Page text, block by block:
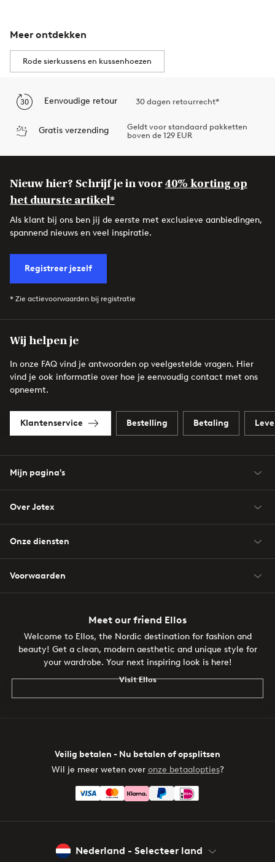
Meer ontdekken
Rode sierkussens en kussenhoezen
Eenvoudige retour 30 dagen retourrecht*
Gratis verzending
Geldt voor standaard pakketten
boven de 129 EUR
Nieuw hier? Schrijf je in voor40% korting op
het duurste artikel*
Als klant bij ons ben jij de eerste met exclusieve aanbiedingen,
spannend nieuws en veel inspiratie.
Registreer jezelf
* Zie actievoorwaarden bij registratie
Wij helpen je
In onze FAQ vind je antwoorden op veelgestelde vragen. Hier
vind je ook informatie over hoe je eenvoudig contact met ons
opneemt.
Klantenservice Bestelling Betaling
Mijn pagina's
Over Jotex
Onze diensten
Voorwaarden
Meet our friend Ellos
Welcome to Ellos, the Nordic destination for fashion and
beauty! Get a clean, modern aesthetic and unique style for
your wardrobe. Your next inspiring look is here!
Visit Ellos
Veilig betalen - Nu betalen of opsplitsen
Wil je meer weten over onze betaalopties?
Nederland - Selecteer land